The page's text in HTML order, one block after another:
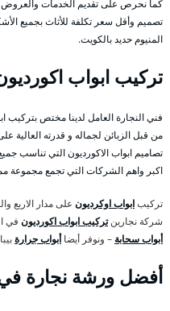
كما نحرص على تقديم الخدمات والعروض
تصميم وأقل سعر تكلفة للأثاث بجميع
المنيوم حديد بالكويت.
تركيب ابواب
فني النجارة العامل لدينا مختص بتركيب
من قبل الزبائن لجماله و قدرته
تصاميم ابواب الاكورديون التي تناسب
اكبر واهم الشركات التي تجمع مجموعة
تركيبابواب اوكرديون على مدار الاربع
شركة نجارينتركيب ابواب اكورديون في
أبواب سحابة – ونوفر أيضاأبواب جرارة
أفضل ورشة نجارة